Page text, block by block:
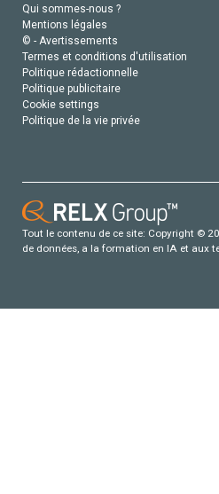
Qui sommes-nous ?
Mentions légales
© - Avertissements
Termes et conditions d'utilisation
Politique rédactionnelle
Politique publicitaire
Cookie settings
Politique de la vie privée
Tout le contenu de ce site: Copyright ©
de données, a la formation en IA et aux